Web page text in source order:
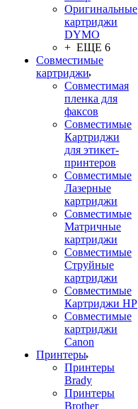
Оригинальные
картриджи
DYMO
+ ЕЩЕ 6
Совместимые
картриджи
Совместимая
пленка для
факсов
Совместимые
Картриджи
для этикет-
принтеров
Совместимые
Лазерные
картриджи
Совместимые
Матричные
картриджи
Совместимые
Струйные
картриджи
Совместимые
Картриджи HP
Совместимые
картриджи
Canon
Принтеры
Принтеры
Brady
Принтеры
Brother